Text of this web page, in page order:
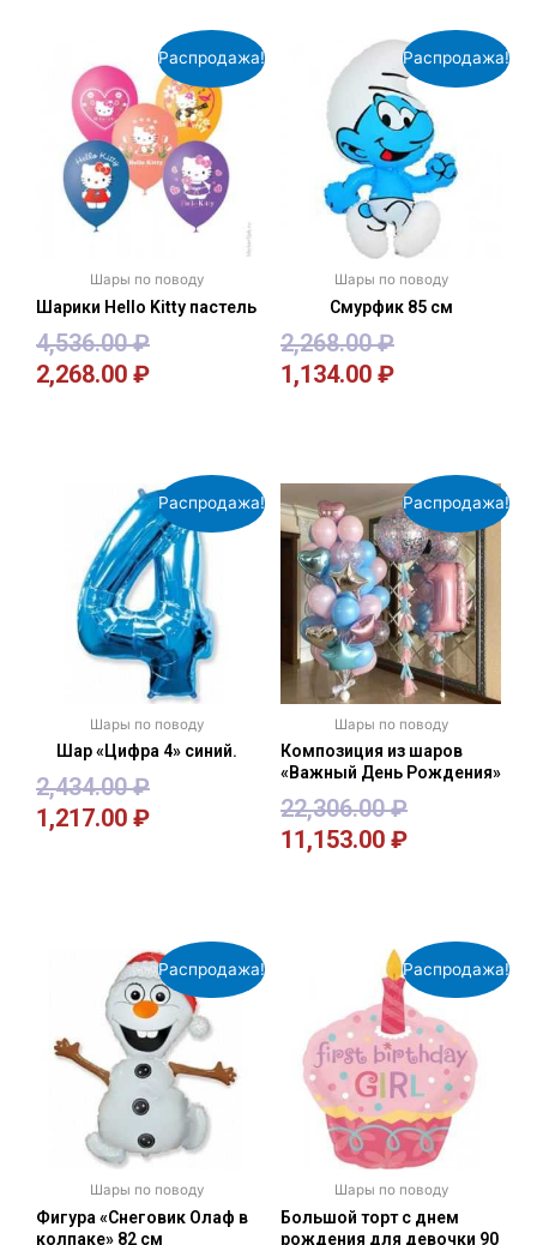
Распродажа!
Шары по поводу
Шарики Hello Kitty пастель
4,536.00₽
2,268.00 ₽
Распродажа!
Шары по поводу
Смурфик 85 см
2,268.00₽
1,134.00 ₽
Распродажа!
Шары по поводу
Шар «Цифра 4» синий.
2,434.00₽
1,217.00 ₽
Распродажа!
Шары по поводу
Композиция из шаров
«Важный День Рождения»
22,306.00₽
11,153.00 ₽
Распродажа!
Шары по поводу
Фигура «Снеговик Олаф в
колпаке» 82 см
Распродажа!
Шары по поводу
Большой торт с днем
рождения для девочки 90